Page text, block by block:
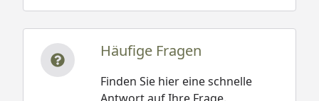
Häufige Fragen
Finden Sie hier eine schnelle
Antwort auf Ihre Frage.